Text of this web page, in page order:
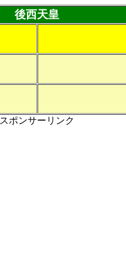
後西天皇
スポンサーリンク